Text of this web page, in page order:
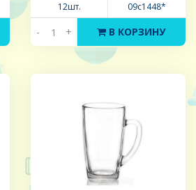
12шт. 09с1448*
- + В КОРЗИНУ